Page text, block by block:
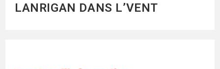
LANRIGAN DANS L’VENT